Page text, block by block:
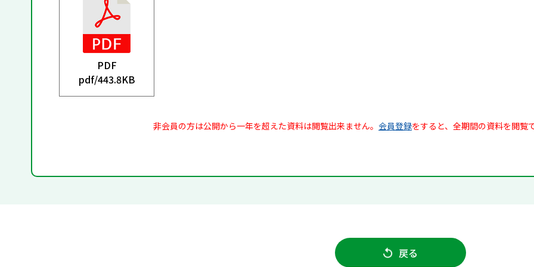
PDF
pdf/443.8KB
非会員の方は公開から一年を超えた資料は閲覧出来ません。 会員登録をすると、全期間の資料を閲覧
戻る